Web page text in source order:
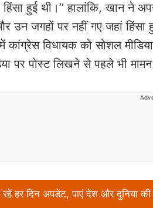
हिंसा हुई थी।’’ हालांकि, खान
जगहों पर नहीं गए जहां हिंसा
कांग्रेस विधायक को सोशल
पर पोस्ट लिखने से पहले भी
हर दिन अपडेट, पाएं देश और दुनिया की